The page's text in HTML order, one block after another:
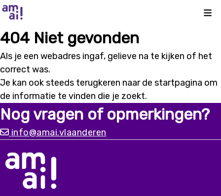
404 Niet gevonden
Als je een webadres ingaf, gelieve na te kijken of het
correct was.
Je kan ook steeds terugkeren naar de startpagina om
de informatie te vinden die je zoekt.
Nog vragen of opmerkingen?
info@amai.vlaanderen